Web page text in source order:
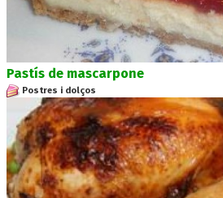
Pastís de mascarpone
Postres i dolços